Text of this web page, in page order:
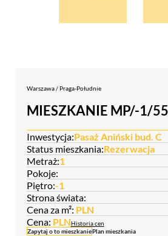
Warszawa / Praga-Południe
MIESZKANIE MP/-1/
Inwestycja:Pasaż Aniński bud. C
Status mieszkania:Rezerwacja
Metraż:1
Pokoje:
Piętro:-1
Strona świata:
Cena za m²: PLN
Cena: PLNHistoria cen
Zapytaj o to mieszkaniePlan mieszkania